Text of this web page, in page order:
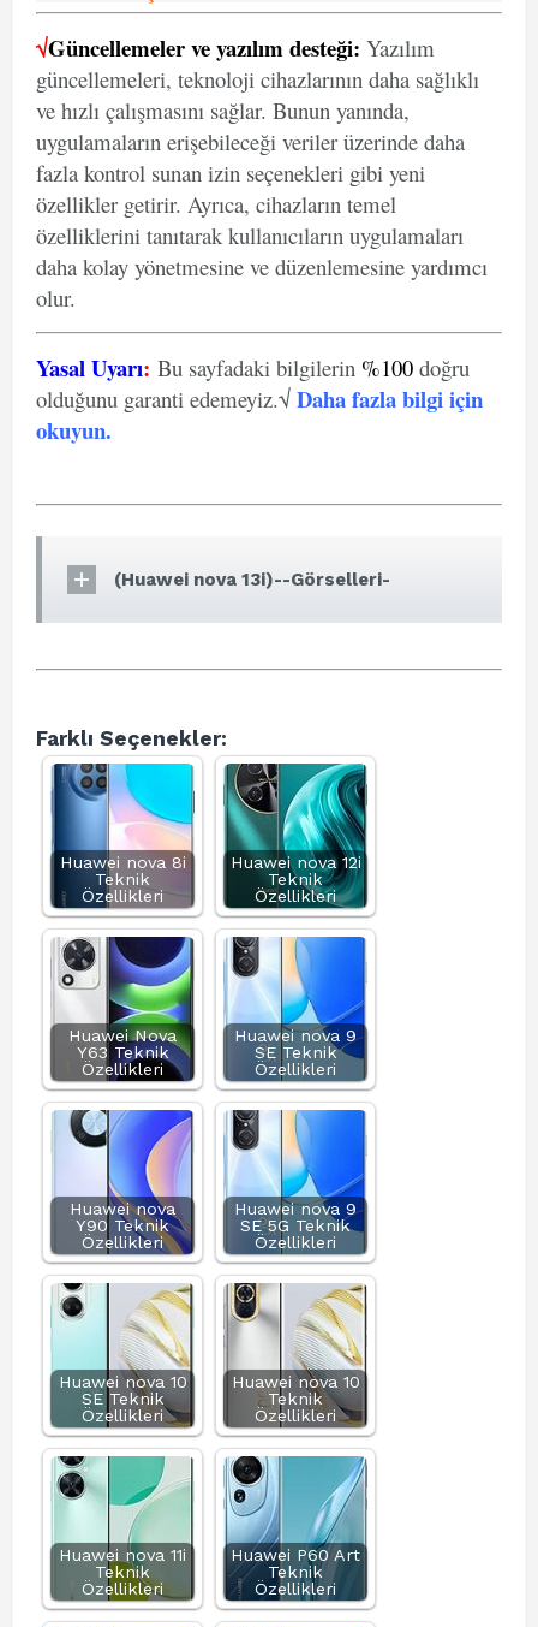
√Güncellemeler ve yazılım desteği: Yazılım
güncellemeleri, teknoloji cihazlarının daha sağlıklı
ve hızlı çalışmasını sağlar. Bunun yanında,
uygulamaların erişebileceği veriler üzerinde daha
fazla kontrol sunan izin seçenekleri gibi yeni
özellikler getirir. Ayrıca, cihazların temel
özelliklerini tanıtarak kullanıcıların uygulamaları
daha kolay yönetmesine ve düzenlemesine yardımcı
olur.
Yasal Uyarı: Bu sayfadaki bilgilerin %100 doğru
olduğunu garanti edemeyiz.√ Daha fazla bilgi için
okuyun.
(Huawei nova 13i)--Görselleri-
Farklı Seçenekler:
Huawei nova 8i
Teknik
Özellikleri
Huawei nova 12i
Teknik
Özellikleri
Huawei Nova
Y63 Teknik
Özellikleri
Huawei nova 9
SE Teknik
Özellikleri
Huawei nova
Y90 Teknik
Özellikleri
Huawei nova 9
SE 5G Teknik
Özellikleri
Huawei nova 10
SE Teknik
Özellikleri
Huawei nova 10
Teknik
Özellikleri
Huawei nova 11i
Teknik
Özellikleri
Huawei P60 Art
Teknik
Özellikleri